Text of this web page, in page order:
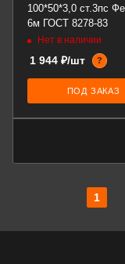
100*50*3,0 ст.3пс
6м ГОСТ 8278-83
Нет в наличии
1 944 ₽/шт ?
ПОД ЗАКАЗ
1